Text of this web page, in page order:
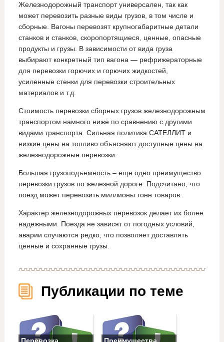
Железнодорожный транспорт универсален, так как
может перевозить разные виды грузов, в том числе и
сборные. Вагоны перевозят крупногабаритные детали
станков и станков, скоропортящиеся, ценные, опасные
продукты и грузы. В зависимости от вида груза
выбирают конкретный тип вагона — рефрижераторные
для перевозки горючих и горючих жидкостей,
усиленные стенки для перевозки строительных
материалов и т.д.
Стоимость перевозки сборных грузов железнодорожным
транспортом намного ниже по сравнению с другими
видами транспорта. Сильная политика САТЕЛЛИТ и
низкие цены на топливо объясняют доступные цены на
железнодорожные перевозки.
Большая грузоподъемность – еще одно преимущество
перевозки грузов по железной дороге. Подсчитано, что
поезд может перевозить миллионы тонн товаров.
Характер железнодорожных перевозок делает их более
надежными. Поезда не зависят от погодных условий,
аварии случаются редко, что позволяет доставлять
ценные и сохранные грузы.
Публикации по теме
Перевозка Преимущества